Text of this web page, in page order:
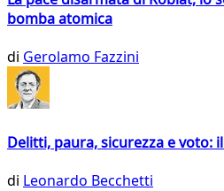
bomba atomica
di Gerolamo Fazzini
Delitti, paura, sicurezza e voto:
di Leonardo Becchetti